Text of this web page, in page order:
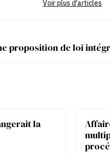
proposition de loi
Voir plus d'articles
la